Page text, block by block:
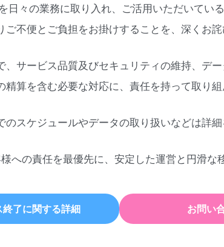
日々の業務に取り入れ、ご活用いただいている
ご不便とご負担をお掛けすることを、深くお詫
、サービス品質及びセキュリティの維持、デー
精算を含む必要な対応に、責任を持って取り組
のスケジュールやデータの取り扱いなどは詳細
への責任を最優先に、安定した運営と円滑な
終了に関する詳細 お問い